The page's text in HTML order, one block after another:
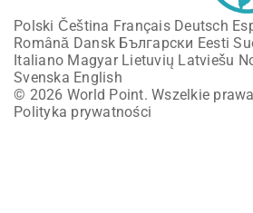
Polski Čeština Français Deutsch
Română Dansk Български Eesti
Italiano Magyar Lietuvių Latviešu
Svenska English
© 2026 World Point. Wszelkie
Polityka prywatności